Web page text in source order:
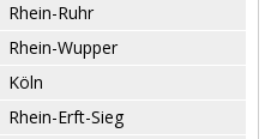
Rhein-Ruhr
Rhein-Wupper
Köln
Rhein-Erft-Sieg